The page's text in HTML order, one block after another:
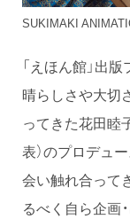
SUKIMAKI
「えほん館」出
晴らしさや大切
ってきた花田睦
表）のプロデュ
会い触れ合って
るべく自ら企画